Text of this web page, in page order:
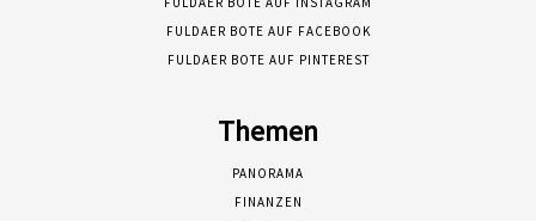
FULDAER BOTE AUF FACEBOOK
FULDAER BOTE AUF PINTEREST
Themen
PANORAMA
FINANZEN